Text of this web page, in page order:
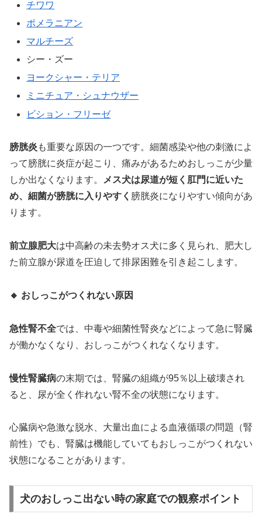
チワワ
ポメラニアン
マルチーズ
シー・ズー
ヨークシャー・テリア
ミニチュア・ シュナウザー
ビション・フリーゼ
膀胱炎も重要な原因の一つです。細菌感染や他の刺激によ
って膀胱に炎症が起こり、痛みがあるためおしっこが少量
しか出なくなります。 メス犬は尿道が短く肛門に近いた
め、細菌が膀胱に入りやすく 膀胱炎になりやすい傾向があ
ります。
前立腺肥大は中高齢の未去勢オス犬に多く見られ、肥大し
た前立腺が尿道を圧迫して排尿困難を引き起こします。
🔸 おしっこがつくれない原因
急性腎不全では、中毒や細菌性腎炎などによって急に腎臓
が働かなくなり、おしっこがつくれなくなります。
慢性腎臓病の末期では、腎臓の組織が95％以上破壊され
ると、尿が全く作れない腎不全の状態になります。
心臓病や急激な脱水、大量出血による血液循環の問題（腎
前性）でも、腎臓は機能していてもおしっこがつくれない
状態になることがあります。
犬のおしっこ出ない時の家庭での観察ポイント